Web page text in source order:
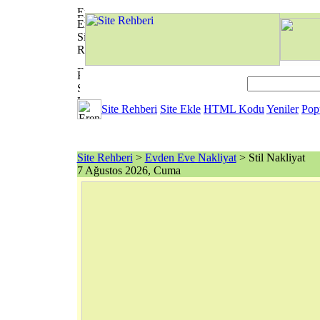
Site Rehberi Site Ekle HTML Kodu Yeniler
Site Rehberi > Evden Eve Nakliyat> Stil Nakliyat
7 Ağustos 2026, Cuma